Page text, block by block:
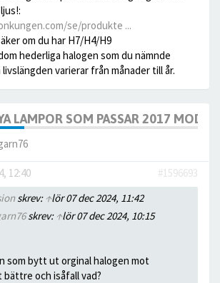
se/produkte ...
om du har H7/H4/H9
hederliga halogen som du nämnde
varierar från månader till år.
LAMPOR SOM PASSAR 2017
12:40
#1596693
skrev: ↑lör 07 dec 2024, 11:42
skrev: ↑lör 07 dec 2024, 10:15
som bytt ut orginal halogen mot
bättre och isåfall vad?